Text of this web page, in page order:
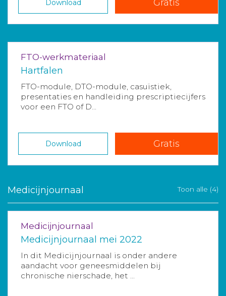
Download Gratis
FTO-werkmateriaal
Hartfalen
FTO-module, DTO-module, casuïstiek,
presentaties en handleiding prescriptiecijfers
voor een FTO of D...
Download Gratis
Medicijnjournaal Toon alle (4)
Medicijnjournaal
Medicijnjournaal mei 2022
In dit Medicijnjournaal is onder andere
aandacht voor geneesmiddelen bij
chronische nierschade, het ...